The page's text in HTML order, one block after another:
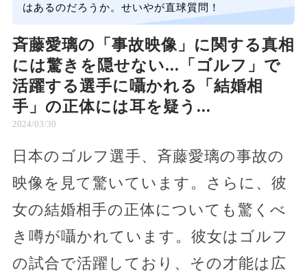
はあるのだろうか。せいやが直球質問！
斉藤愛璃の「事故映像」に関する真相
には驚きを隠せない...「ゴルフ」で
活躍する選手に囁かれる「結婚相
手」の正体には耳を疑う...
2024/03/30
日本のゴルフ選手、斉藤愛璃の事故の
映像を見て驚いています。さらに、彼
女の結婚相手の正体についても驚くべ
き噂が囁かれています。彼女はゴルフ
の試合で活躍しており、その才能は広